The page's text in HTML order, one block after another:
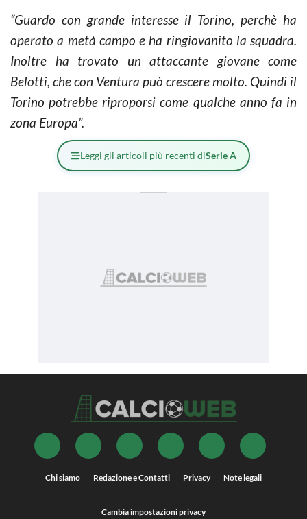
“Guardo con grande interesse il Torino, perchè ha
operato a metà campo e ha ringiovanito la squadra.
Inoltre ha trovato un attaccante giovane come
Belotti, che con Ventura può crescere molto. Quindi il
Torino potrebbe riproporsi come qualche anno fa in
zona Europa”.
Leggi gli articoli più recenti diSerie A
Chi siamo Redazione e Contatti Privacy Note legali
Cambia impostazioni privacy